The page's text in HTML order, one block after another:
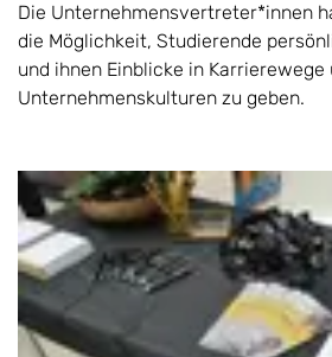
Die Unternehmensvertreter*innen
die Möglichkeit, Studierende
und ihnen Einblicke in Karrierewege
Unternehmenskulturen zu geben.